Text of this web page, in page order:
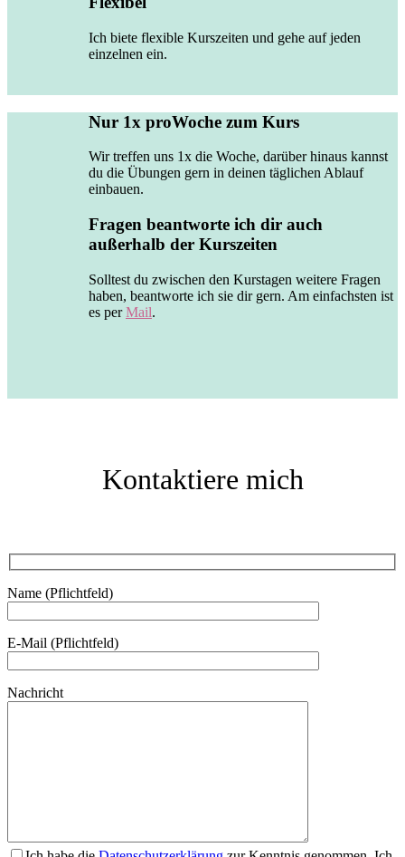
Ich biete flexible Kurszeiten und gehe auf jeden
einzelnen ein.
Nur 1x proWoche zum Kurs
Wir treffen uns 1x die Woche, darüber hinaus kannst
du die Übungen gern in deinen täglichen Ablauf
einbauen.
Fragen beantworte ich dir auch
außerhalb der Kurszeiten
Solltest du zwischen den Kurstagen weitere Fragen
haben, beantworte ich sie dir gern. Am einfachsten ist
es perMail.
Kontaktiere mich
Name (Pflichtfeld)
E-Mail (Pflichtfeld)
Nachricht